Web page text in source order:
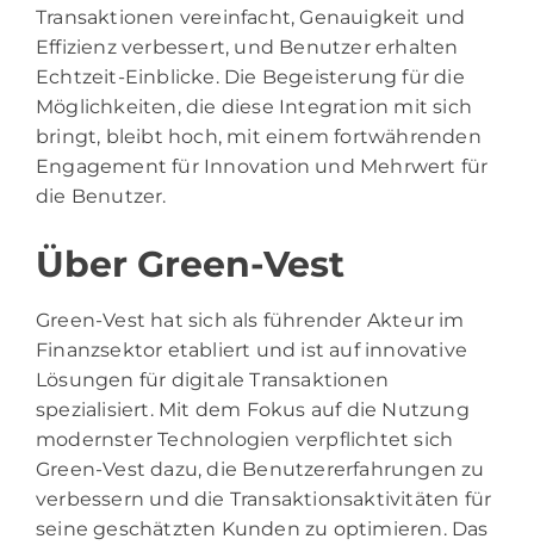
Transaktionen vereinfacht, Genauigkeit und
Effizienz verbessert, und Benutzer erhalten
Echtzeit-Einblicke. Die Begeisterung für die
Möglichkeiten, die diese Integration mit sich
bringt, bleibt hoch, mit einem fortwährenden
Engagement für Innovation und Mehrwert für
die Benutzer.
Über Green-Vest
Green-Vest hat sich als führender Akteur im
Finanzsektor etabliert und ist auf innovative
Lösungen für digitale Transaktionen
spezialisiert. Mit dem Fokus auf die Nutzung
modernster Technologien verpflichtet sich
Green-Vest dazu, die Benutzererfahrungen zu
verbessern und die Transaktionsaktivitäten für
seine geschätzten Kunden zu optimieren. Das